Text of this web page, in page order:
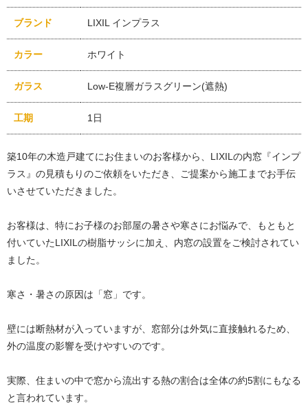
ブランド LIXIL インプラス
カラー ホワイト
ガラス Low-E複層ガラスグリーン(遮熱)
工期 1日
築10年の木造戸建てにお住まいのお客様から、LIXILの内窓『インプ
ラス』の見積もりのご依頼をいただき、ご提案から施工までお手伝
いさせていただきました。
お客様は、特にお子様のお部屋の暑さや寒さにお悩みで、もともと
付いていたLIXILの樹脂サッシに加え、内窓の設置をご検討されてい
ました。
寒さ・暑さの原因は「窓」です。
壁には断熱材が入っていますが、窓部分は外気に直接触れるため、
外の温度の影響を受けやすいのです。
実際、住まいの中で窓から流出する熱の割合は全体の約5割にもなる
と言われています。